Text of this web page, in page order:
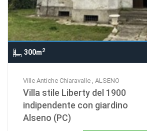
300m2
Ville Antiche Chiaravalle , ALSENO
Villa stile Liberty del 1900
indipendente con giardino
Alseno (PC)